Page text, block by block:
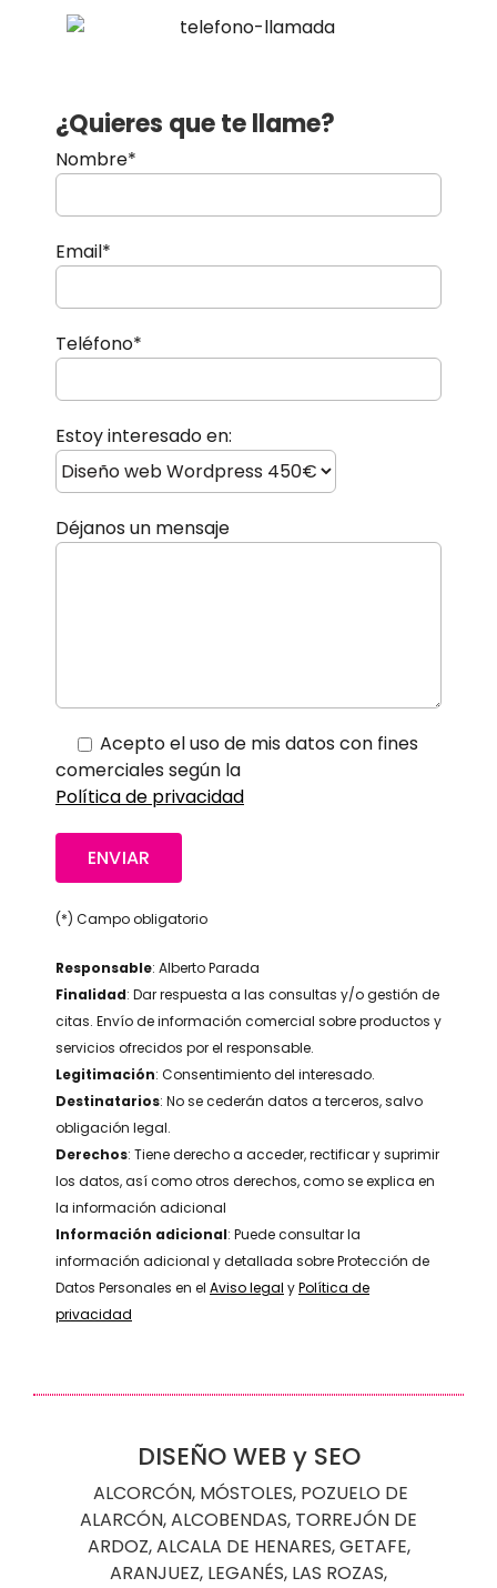
¿Quieres que te llame?
Nombre*
Email*
Teléfono*
Estoy interesado en:
Déjanos un mensaje
Acepto el uso de mis datos con fines
comerciales según la
Política de privacidad
(*) Campo obligatorio
Responsable: Alberto Parada
Finalidad: Dar respuesta a las consultas y/o gestión de
citas. Envío de información comercial sobre productos y
servicios ofrecidos por el responsable.
Legitimación: Consentimiento del interesado.
Destinatarios: No se cederán datos a terceros, salvo
obligación legal.
Derechos: Tiene derecho a acceder, rectificar y suprimir
los datos, así como otros derechos, como se explica en
la información adicional
Información adicional: Puede consultar la
información adicional y detallada sobre Protección de
Datos Personales en el Aviso legal yPolítica de
privacidad
DISEÑO WEB y SEO
ALCORCÓN, MÓSTOLES, POZUELO DE
ALARCÓN,ALCOBENDAS, TORREJÓN DE
ARDOZ,ALCALA DE HENARES,GETAFE,
ARANJUEZ, LEGANÉS, LAS ROZAS,